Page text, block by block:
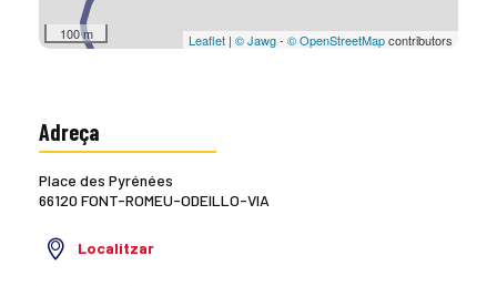
100 m Leaflet | © Jawg- © OpenStreetMapcontributors
Adreça
Place des Pyrénées
66120 FONT-ROMEU-ODEILLO-VIA
Localitzar